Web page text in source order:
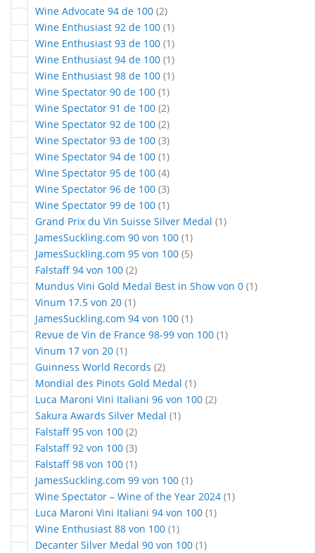
Wine Advocate 94 de 100 2articles
Wine Enthusiast 92 de 100 1article
Wine Enthusiast 93 de 100 1article
Wine Enthusiast 94 de 100 1article
Wine Enthusiast 98 de 100 1article
Wine Spectator 90 de 100 1article
Wine Spectator 91 de 100 2articles
Wine Spectator 92 de 100 2articles
Wine Spectator 93 de 100 3articles
Wine Spectator 94 de 100 1article
Wine Spectator 95 de 100 4articles
Wine Spectator 96 de 100 3articles
Wine Spectator 99 de 100 1article
Grand Prix du Vin Suisse Silver Medal 1article
JamesSuckling.com 90 von 100 1article
JamesSuckling.com 95 von 100 5articles
Falstaff 94 von 100 2articles
Mundus Vini Gold Medal Best in Show von 0 1article
Vinum 17.5 von 20 1article
JamesSuckling.com 94 von 100 1article
Revue de Vin de France 98-99 von 100 1article
Vinum 17 von 20 1article
Guinness World Records 2articles
Mondial des Pinots Gold Medal 1article
Luca Maroni Vini Italiani 96 von 100 2articles
Sakura Awards Silver Medal 1article
Falstaff 95 von 100 2articles
Falstaff 92 von 100 3articles
Falstaff 98 von 100 1article
JamesSuckling.com 99 von 100 1article
Wine Spectator – Wine of the Year 2024 1article
Luca Maroni Vini Italiani 94 von 100 1article
Wine Enthusiast 88 von 100 1article
Decanter Silver Medal 90 von 100 1article